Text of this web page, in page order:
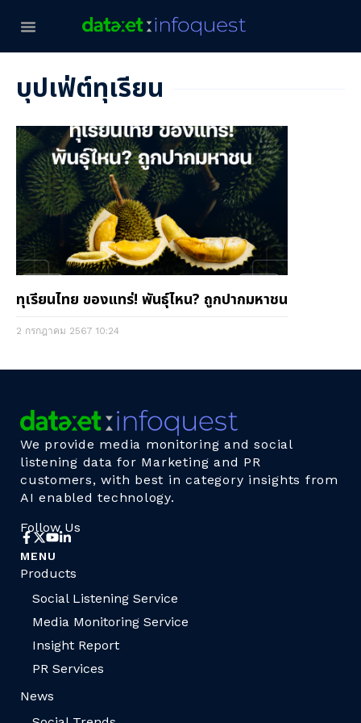
บุปเฟ่ต์ทุเรียน
ทุเรียนไทย ของแทร่! พันธุ์ไหน? ถูกปากมหาชน
2 กรกฎาคม 2567 10:24
We provide media monitoring and social
listening data for Marketing and PR
customers, with best in category insights from
AI enabled technology.
Follow Us
MENU
Products
Social Listening Service
Media Monitoring Service
Insight Report
PR Services
News